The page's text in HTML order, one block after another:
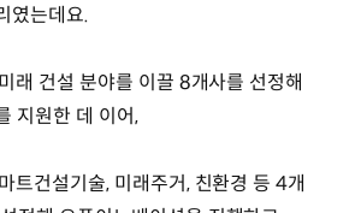
였는데요.
래 건설 분야를 이끌 8개사를 선정해
지원한 데 이어,
트건설기술, 미래주거, 친환경 등 4개